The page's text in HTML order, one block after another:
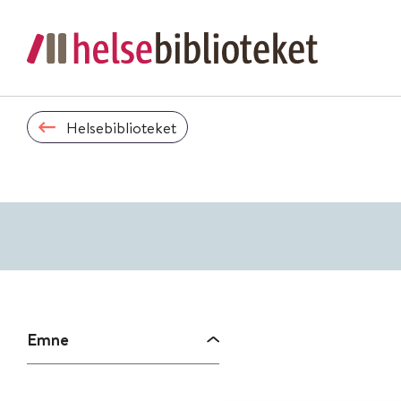
Helsebiblioteket
Emne